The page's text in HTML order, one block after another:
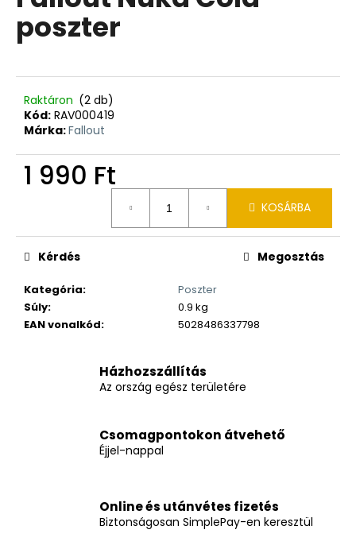
ből
0,0
poszter
Raktáron (2 db)
Kód: RAV000419
Márka:Fallout
1 990 Ft
KOSÁRBA
Kategória:
Poszter
Súly:
0.9 kg
EAN vonalkód: 5028486337798
Kérdés Megosztás
Házhozszállítás
Az ország egész területére
Csomagpontokon átvehető
Éjjel-nappal
Online és utánvétes fizetés
Biztonságosan SimplePay-en keresztül